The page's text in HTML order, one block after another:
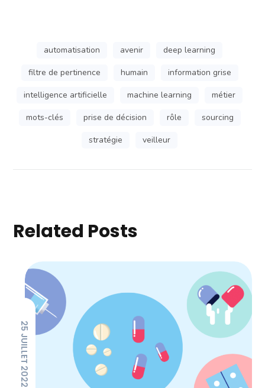
automatisation avenir
deep learning
filtre de pertinence
humain
information grise
intelligence artificielle
machine learning
métier
mots-clés
prise de décision rôle
sourcing
stratégie
veilleur
Related Posts
25 JUILLET 2022